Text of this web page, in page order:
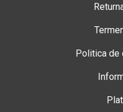
Politica de